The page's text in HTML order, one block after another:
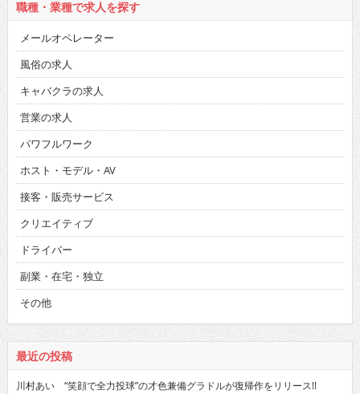
職種・業種で求人を探す
メールオペレーター
風俗の求人
キャバクラの求人
営業の求人
パワフルワーク
ホスト・モデル・AV
接客・販売サービス
クリエイティブ
ドライバー
副業・在宅・独立
その他
最近の投稿
川村あい “笑顔で全力投球”の才色兼備グラドルが復帰作をリリース!!